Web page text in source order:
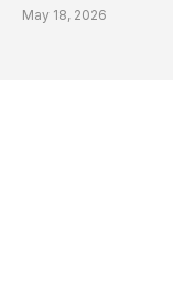
May 18, 2026